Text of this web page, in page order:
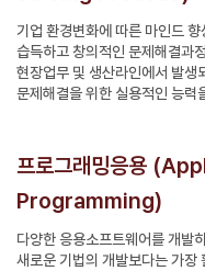
기업 환경변화에 따른 마인드
습득하고 창의적인 문제해결과
현장업무 및 생산라인에서 발생
문제해결을 위한 실용적인 능력
프로그래밍응용
Programming)
다양한 응용소프트웨어를 개발
새로운 기법의 개발보다는 가장